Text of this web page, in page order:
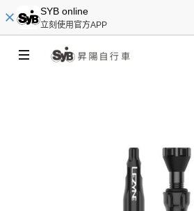
SYB online
立刻使用官方APP